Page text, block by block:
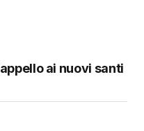
ai nuovi santi